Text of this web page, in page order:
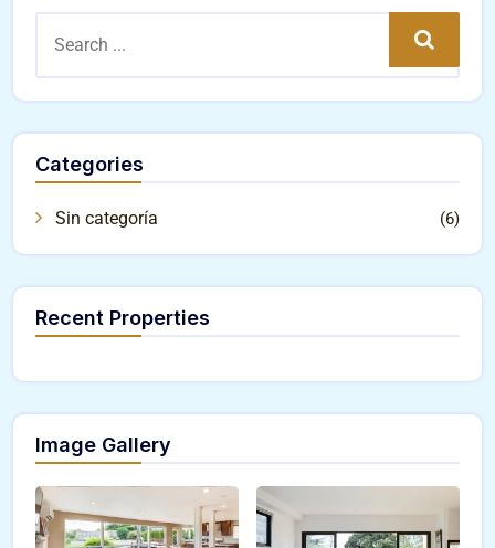
Search
Categories
Sin categoría (6)
Recent Properties
Image Gallery